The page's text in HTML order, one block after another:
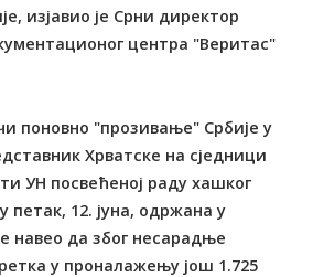
изјавио је Срни директор
центра "Веритас"
поновно "прозивање" Србије у
Хрватске на сједници
УН посвећеној раду хашког
петак, 12. јуна, одржана у
навео да због несарадње
у проналажењу још 1.725